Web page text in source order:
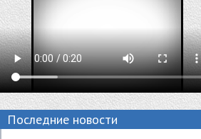
Последние новости